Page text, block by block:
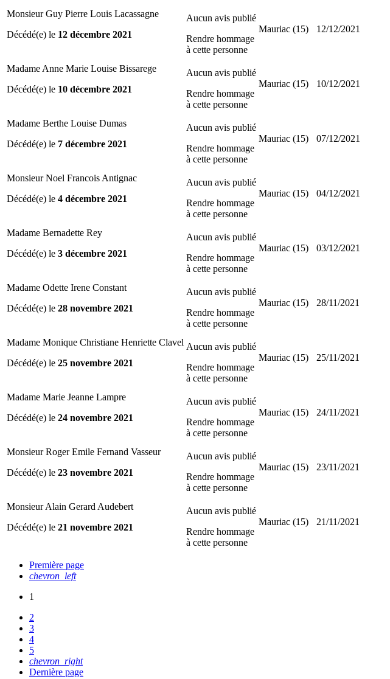
Monsieur Guy Pierre Louis Lacassagne
Décédé(e) le 12 décembre 2021
Aucun avis publié
Rendre hommage
à cette personne
Mauriac (15) 12/12/2021
Madame Anne Marie Louise Bissarege
Décédé(e) le 10 décembre 2021
Aucun avis publié
Rendre hommage
à cette personne
Mauriac (15) 10/12/2021
Madame Berthe Louise Dumas
Décédé(e) le 7 décembre 2021
Aucun avis publié
Rendre hommage
à cette personne
Mauriac (15) 07/12/2021
Monsieur Noel Francois Antignac
Décédé(e) le 4 décembre 2021
Aucun avis publié
Rendre hommage
à cette personne
Mauriac (15) 04/12/2021
Madame Bernadette Rey
Décédé(e) le 3 décembre 2021
Aucun avis publié
Rendre hommage
à cette personne
Mauriac (15) 03/12/2021
Madame Odette Irene Constant
Décédé(e) le 28 novembre 2021
Aucun avis publié
Rendre hommage
à cette personne
Mauriac (15) 28/11/2021
Madame Monique Christiane Henriette Clavel
Décédé(e) le 25 novembre 2021
Aucun avis publié
Rendre hommage
à cette personne
Mauriac (15) 25/11/2021
Madame Marie Jeanne Lampre
Décédé(e) le 24 novembre 2021
Aucun avis publié
Rendre hommage
à cette personne
Mauriac (15) 24/11/2021
Monsieur Roger Emile Fernand Vasseur
Décédé(e) le 23 novembre 2021
Aucun avis publié
Rendre hommage
à cette personne
Mauriac (15) 23/11/2021
Monsieur Alain Gerard Audebert
Décédé(e) le 21 novembre 2021
Aucun avis publié
Rendre hommage
à cette personne
Mauriac (15) 21/11/2021
Première page
chevron_left
1
2
3
4
5
chevron_right
Dernière page